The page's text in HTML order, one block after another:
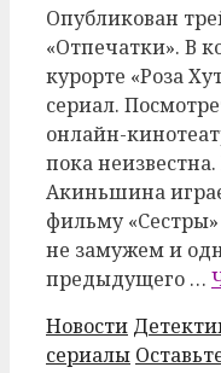
Опубликован
«Отпечатки». В
курорте «Роза
сериал.
онлайн-
пока
Акиньшина
фильму
не замужем и
предыдущего …
Рубрики
Новости Метки
сериалы